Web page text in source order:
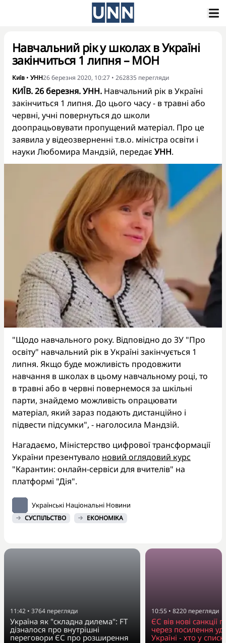
Навчальний рік у школах в Україні
закінчиться 1 липня – МОН
Київ • УНН26 березня 2020, 10:27 • 262835 перегляди
КИЇВ. 26 березня. УНН. Навчальний рік в Україні
закінчиться 1 липня. До цього часу - в травні або
червні, учні повернуться до школи
доопрацьовувати пропущений матеріал. Про це
заявила у відеозверненні т.в.о. міністра освіти і
науки Любомира Мандзій, передає УНН.
"Щодо навчального року. Відповідно до ЗУ "Про
освіту" навчальний рік в Україні закінчується 1
липня. Якщо буде можливість продовжити
навчання в школах в цьому навчальному році, то
в травні або в червні повернемося за шкільні
парти, знайдемо можливість опрацювати
матеріал, який зараз подають дистанційно і
підвести підсумки", - наголосила Мандзій.
Нагадаємо, Міністерство цифрової трансформації
України презентувало новий оглядовий курс
"Карантин: онлайн-сервіси для вчителів" на
платформі "Дія".
Українські Національні Новини
СУСПІЛЬСТВО ЕКОНОМІКА
11:42 • 3764 перегляди
Україна як "складна дилема": FT
дізналося про внутрішні
переговори ЄС про розширення
10:55 • 8220 перегляди
ЄС вів нові санкції
через посилення
Україні - хто у